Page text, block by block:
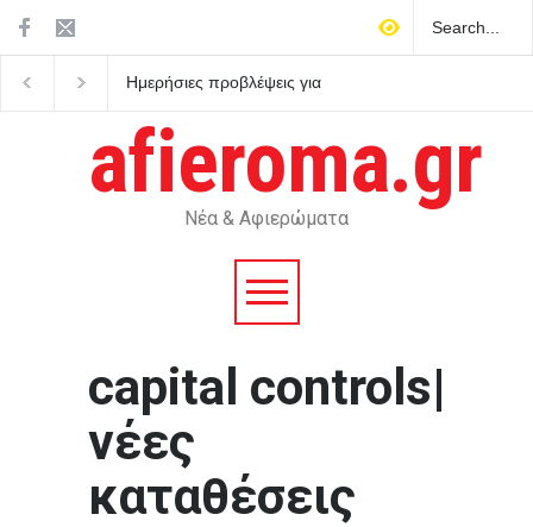
Ημερήσιες προβλέψεις για
afieroma.gr
Νέα & Αφιερώματα
capital controls|
νέες
καταθέσεις